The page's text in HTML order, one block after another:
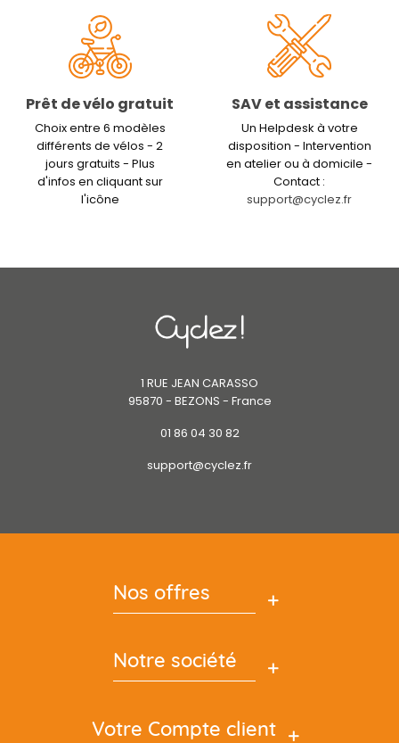
Prêt de vélo gratuit
Choix entre 6 modèles
différents de vélos - 2
jours gratuits - Plus
d'infos en cliquant sur
l'icône
SAV et assistance
Un Helpdesk à votre
disposition - Intervention
en atelier ou à domicile -
Contact :
support@cyclez.fr
Nos offres
Notre société
Votre Compte client
1 RUE JEAN CARASSO
95870 - BEZONS - France
01 86 04 30 82
support@cyclez.fr